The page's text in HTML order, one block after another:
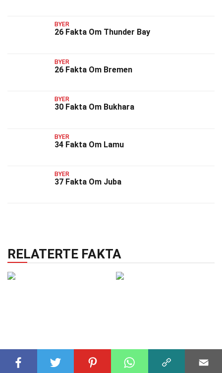
BYER
26 Fakta Om Thunder Bay
BYER
26 Fakta Om Bremen
BYER
30 Fakta Om Bukhara
BYER
34 Fakta Om Lamu
BYER
37 Fakta Om Juba
RELATERTE FAKTA